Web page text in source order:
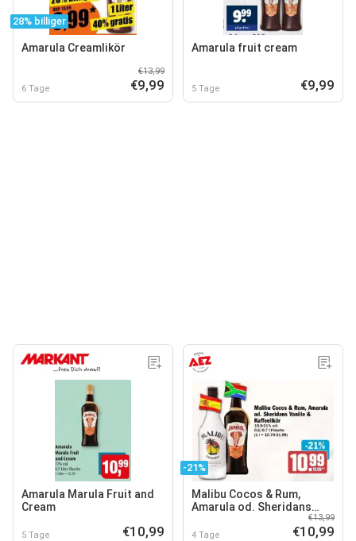
28% billiger
Amarula Creamlikör
6 Tage
€13,99
€9,99
Amarula fruit cream
5 Tage €9,99
Amarula Marula Fruit and
Cream
5 Tage €10,99
-21%
Malibu Cocos & Rum,
Amarula od. Sheridans
4 Tage
€13,99
€10,99